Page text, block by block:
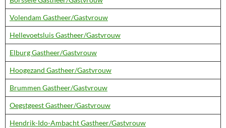
Volendam Gastheer/Gastvrouw
Hellevoetsluis Gastheer/Gastvrouw
Elburg Gastheer/Gastvrouw
Hoogezand Gastheer/Gastvrouw
Brummen Gastheer/Gastvrouw
Oegstgeest Gastheer/Gastvrouw
Hendrik-Ido-Ambacht Gastheer/Gastvrouw